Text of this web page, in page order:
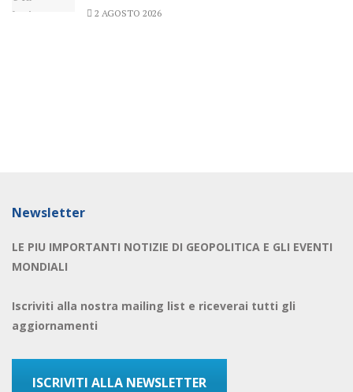
2 AGOSTO 2026
Newsletter
LE PIU IMPORTANTI NOTIZIE DI GEOPOLITICA E GLI EVENTI
MONDIALI
Iscriviti alla nostra mailing list e riceverai tutti gli
aggiornamenti
ISCRIVITI ALLA NEWSLETTER